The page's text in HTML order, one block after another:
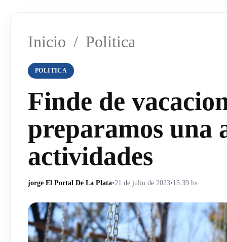
Inicio / Politica
POLITICA
Finde de
preparamos una
actividades
jorge El Portal De La Plata•21 de julio de 2023•15:39 hs